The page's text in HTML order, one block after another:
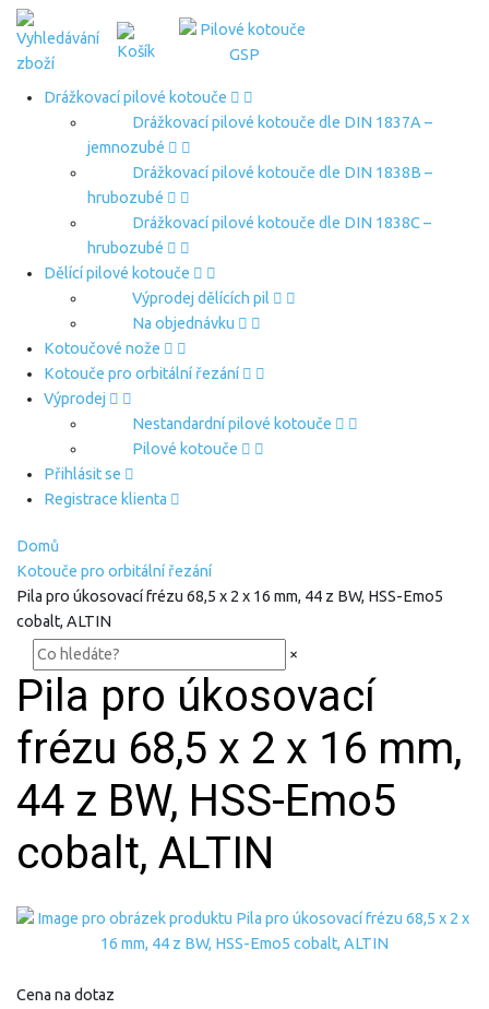
Drážkovací pilové kotouče
Drážkovací pilové kotouče dle DIN 1837A –
jemnozubé
Drážkovací pilové kotouče dle DIN 1838B –
hrubozubé
Drážkovací pilové kotouče dle DIN 1838C –
hrubozubé
Dělící pilové kotouče
Výprodej dělících pil
Na objednávku
Kotoučové nože
Kotouče pro orbitální řezání
Výprodej
Nestandardní pilové kotouče
Pilové kotouče
Přihlásit se
Registrace klienta
Domů
Kotouče pro orbitální řezání
Pila pro úkosovací frézu 68,5 x 2 x 16 mm, 44 z BW, HSS-Emo5
cobalt, ALTIN
×
Pila pro úkosovací
frézu 68,5 x 2 x 16 mm,
44 z BW, HSS-Emo5
cobalt, ALTIN
Cena na dotaz